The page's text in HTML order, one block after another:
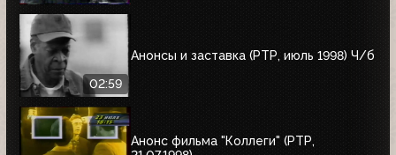
02:59
Анонсы и заставка (РТР, июль 1998) Ч/б
Анонс фильма "Коллеги" (РТР,